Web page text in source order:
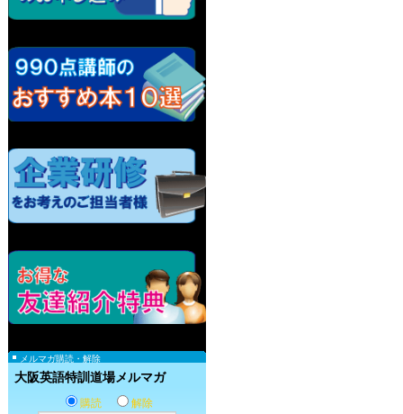
メルマガ購読・解除
大阪英語特訓道場メルマガ
購読 解除